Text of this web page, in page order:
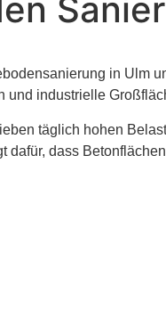
in Ulm
und industrielle
täglich hohen
dafür, dass